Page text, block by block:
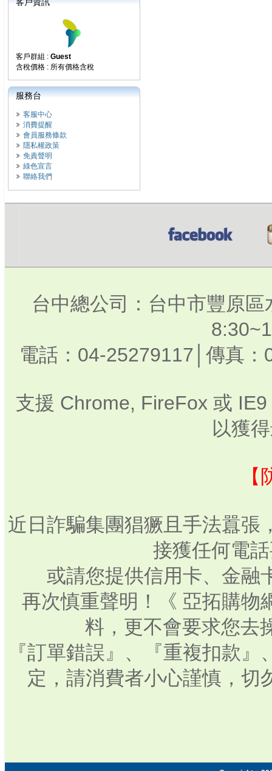
客戶群組 : Guest
含稅價格 : 所有價格含稅
服務台
客服中心
消費提醒
會員服務條款
隱私權政策
免責聲明
綠色宣言
聯絡我們
台中總公司：台中市豐原
電話：04-25279117│傳真
支援 Chrome, FireFox 或
以獲
近日詐騙集團猖獗且手法囂張
接獲任何電
或請您提供信用卡、金融
再次慎重聲明！《 亞拓購物
料，更不會要求您去
『訂單錯誤』、『重複扣款
定，請消費者小心謹慎，切